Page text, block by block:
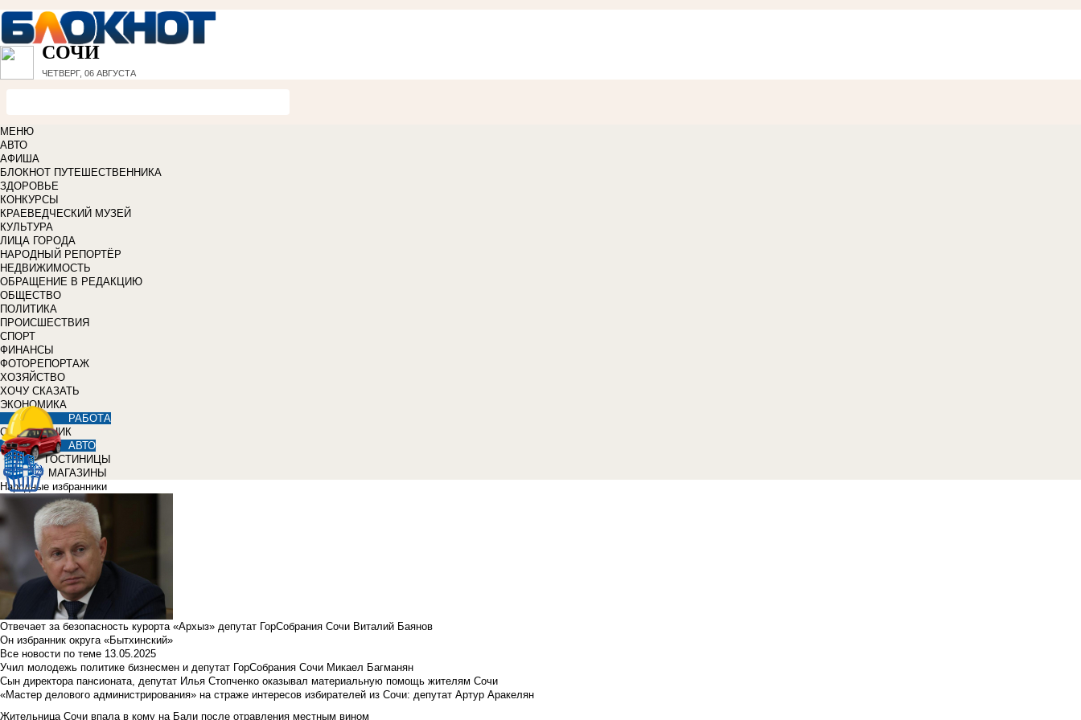
СОЧИ
ЧЕТВЕРГ, 06 АВГУСТА
МЕНЮ
АВТО
АФИША
БЛОКНОТ ПУТЕШЕСТВЕННИКА
ЗДОРОВЬЕ
КОНКУРСЫ
КРАЕВЕДЧЕСКИЙ МУЗЕЙ
КУЛЬТУРА
ЛИЦА ГОРОДА
НАРОДНЫЙ РЕПОРТЁР
НЕДВИЖИМОСТЬ
ОБРАЩЕНИЕ В РЕДАКЦИЮ
ОБЩЕСТВО
ПОЛИТИКА
ПРОИСШЕСТВИЯ
СПОРТ
ФИНАНСЫ
ФОТОРЕПОРТАЖ
ХОЗЯЙСТВО
ХОЧУ СКАЗАТЬ
ЭКОНОМИКА
РАБОТА
СПРАВОЧНИК
АВТО
ГОСТИНИЦЫ
МАГАЗИНЫ
Народные избранники
Отвечает за безопасность курорта «Архыз» депутат ГорСобрания Сочи Виталий Баянов
Он избранник округа «Бытхинский»
Все новости по теме 13.05.2025
Учил молодежь политике бизнесмен и депутат ГорСобрания Сочи Микаел Багманян
Сын директора пансионата, депутат Илья Стопченко оказывал материальную помощь жителям Сочи
«Мастер делового администрирования» на страже интересов избирателей из Сочи: депутат Артур Аракелян
Жительница Сочи впала в кому на Бали после отравления местным вином